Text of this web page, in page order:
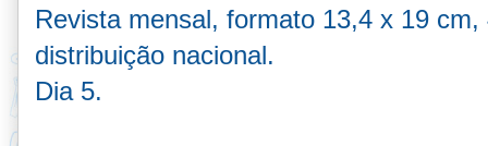
Revista mensal, formato 13,4 x 19
distribuição nacional.
Dia 5.